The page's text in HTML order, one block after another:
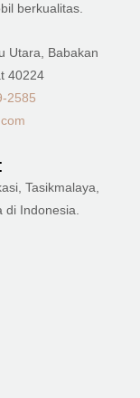
berkualitas.
Utara, Babakan
40224
2585
Tasikmalaya,
Indonesia.